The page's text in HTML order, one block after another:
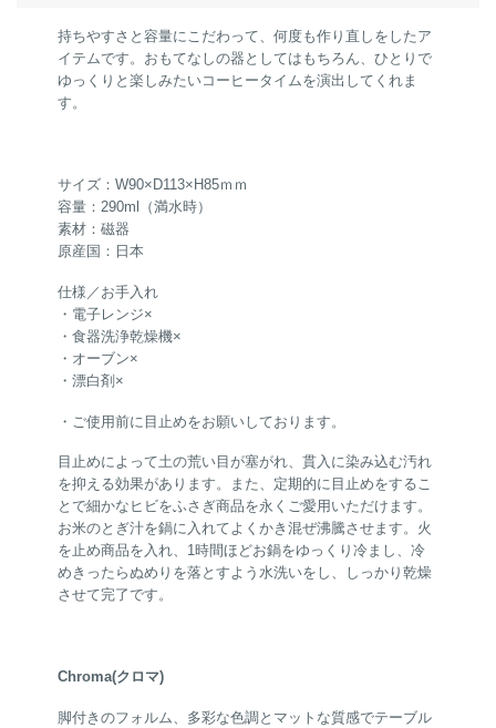
持ちやすさと容量にこだわって、何度も作り直しをしたア
イテムです。おもてなしの器としてはもちろん、ひとりで
ゆっくりと楽しみたいコーヒータイムを演出してくれま
す。
サイズ：W90×D113×H85ｍｍ
容量：290ml（満水時）
素材：磁器
原産国：日本
仕様／お手入れ
・電子レンジ×
・食器洗浄乾燥機×
・オーブン×
・漂白剤×
・ご使用前に目止めをお願いしております。
目止めによって土の荒い目が塞がれ、貫入に染み込む汚れ
を抑える効果があります。また、定期的に目止めをするこ
とで細かなヒビをふさぎ商品を永くご愛用いただけます。
お米のとぎ汁を鍋に入れてよくかき混ぜ沸騰させます。火
を止め商品を入れ、1時間ほどお鍋をゆっくり冷まし、冷
めきったらぬめりを落とすよう水洗いをし、しっかり乾燥
させて完了です。
Chroma(クロマ)
脚付きのフォルム、多彩な色調とマットな質感でテーブル